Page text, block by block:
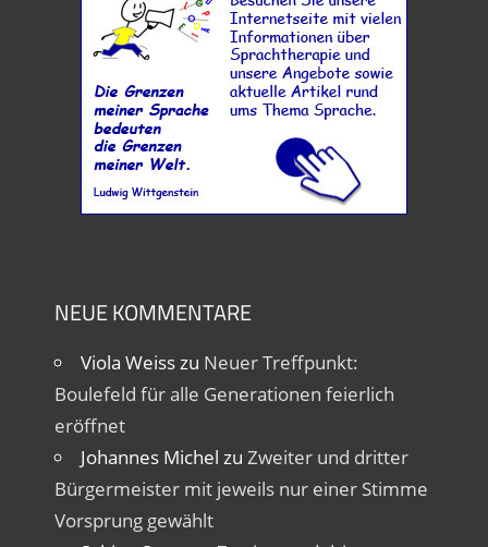
NEUE KOMMENTARE
Viola Weisszu Neuer Treffpunkt:
Boulefeld für alle Generationen feierlich
eröffnet
Johannes Michel zu Zweiter und dritter
Bürgermeister mit jeweils nur einer Stimme
Vorsprung gewählt